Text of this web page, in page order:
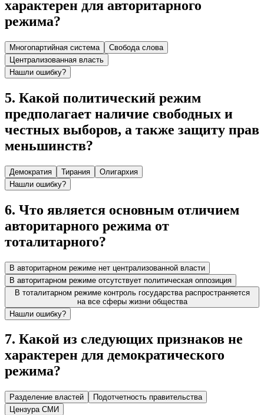
характерен для авторитарного
режима?
Многопартийная система
Свобода слова
Централизованная власть
Нашли ошибку?
5. Какой политический режим
предполагает наличие свободных и
честных выборов, а также защиту прав
меньшинств?
Демократия Тирания
Олигархия
Нашли ошибку?
6. Что является основным отличием
авторитарного режима от
тоталитарного?
В авторитарном режиме нет централизованной власти
В авторитарном режиме отсутствует политическая оппозиция
В тоталитарном режиме контроль государства распространяется
на все сферы жизни общества
Нашли ошибку?
7. Какой из следующих признаков не
характерен для демократического
режима?
Разделение властей
Подотчетность правительства
Цензура СМИ